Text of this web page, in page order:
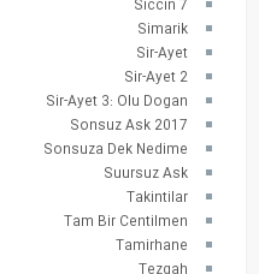
Siccin 7
Simarik
Sir-Ayet
Sir-Ayet 2
Sir-Ayet 3: Olu Dogan
Sonsuz Ask 2017
Sonsuza Dek Nedime
Suursuz Ask
Takintilar
Tam Bir Centilmen
Tamirhane